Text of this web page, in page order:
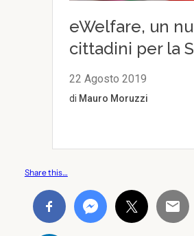
Share this…